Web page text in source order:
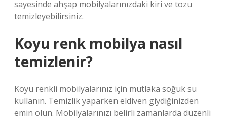
sayesinde ahşap mobilyalarınızdaki kiri ve tozu
temizleyebilirsiniz.
Koyu renk mobilya nasıl
temizlenir?
Koyu renkli mobilyalarınız için mutlaka soğuk su
kullanın. Temizlik yaparken eldiven giydiğinizden
emin olun. Mobilyalarınızı belirli zamanlarda düzenli